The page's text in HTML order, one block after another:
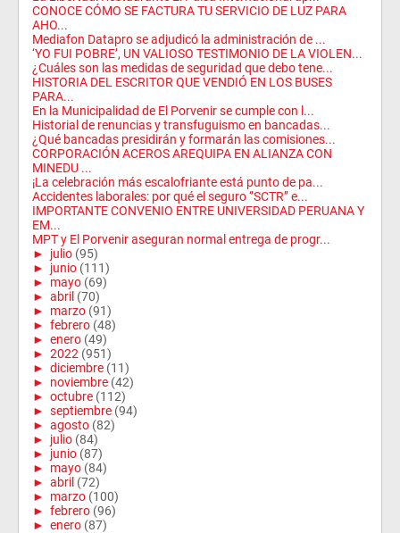
CONOCE CÓMO SE FACTURA TU SERVICIO DE LUZ PARA
AHO...
Mediafon Datapro se adjudicó la administración de ...
‘YO FUI POBRE’, UN VALIOSO TESTIMONIO DE LA VIOLEN...
¿Cuáles son las medidas de seguridad que debo tene...
HISTORIA DEL ESCRITOR QUE VENDIÓ EN LOS BUSES
PARA...
En la Municipalidad de El Porvenir se cumple con l...
Historial de renuncias y transfuguismo en bancadas...
¿Qué bancadas presidirán y formarán las comisiones...
CORPORACIÓN ACEROS AREQUIPA EN ALIANZA CON
MINEDU ...
¡La celebración más escalofriante está punto de pa...
Accidentes laborales: por qué el seguro ‘’SCTR’’ e...
IMPORTANTE CONVENIO ENTRE UNIVERSIDAD PERUANA Y
EM...
MPT y El Porvenir aseguran normal entrega de progr...
► julio (95)
► junio (111)
► mayo (69)
► abril (70)
► marzo (91)
► febrero (48)
► enero (49)
► 2022 (951)
► diciembre (11)
► noviembre (42)
► octubre (112)
► septiembre (94)
► agosto (82)
► julio (84)
► junio (87)
► mayo (84)
► abril (72)
► marzo (100)
► febrero (96)
► enero (87)